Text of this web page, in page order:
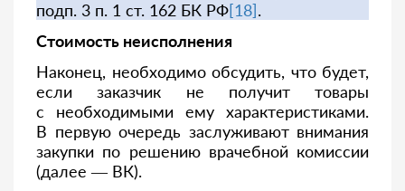
подп. 3 п. 1 ст. 162 БК РФ[18].
Стоимость неисполнения
Наконец, необходимо обсудить, что будет,
если заказчик не получит товары
с необходимыми ему характеристиками.
В первую очередь заслуживают внимания
закупки по решению врачебной комиссии
(далее — ВК).